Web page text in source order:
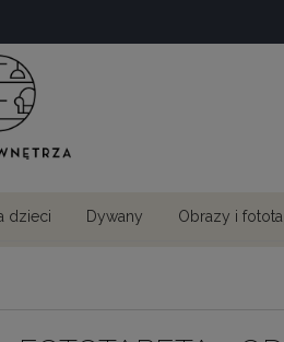
dzieci Dywany Obrazy i